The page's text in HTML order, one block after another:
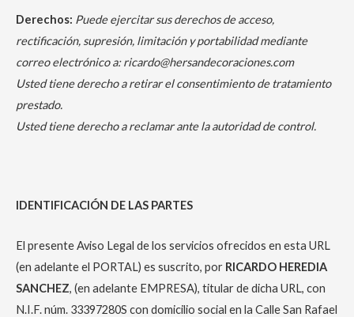
Derechos: Puede ejercitar sus derechos de acceso,
rectificación, supresión, limitación y portabilidad mediante
correo electrónico a: ricardo@hersandecoraciones.com
Usted tiene derecho a retirar el consentimiento de tratamiento
prestado.
Usted tiene derecho a reclamar ante la autoridad de control.
IDENTIFICACIÓN DE LAS PARTES
El presente Aviso Legal de los servicios ofrecidos en esta URL
(en adelante el PORTAL) es suscrito, por RICARDO HEREDIA
SANCHEZ, (en adelante EMPRESA), titular de dicha URL, con
N.I.F. núm. 33397280S con domicilio social en la Calle San Rafael